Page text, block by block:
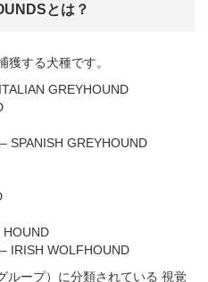
とは？
する犬種です。
GREYHOUND
SPANISH GREYHOUND
HOUND
IRISH WOLFHOUND
ループ）に分類されている 視覚